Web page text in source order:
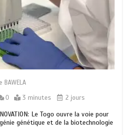
BAWELA
0 3 minutes 2 jours
Le Togo ouvre la voie pour
génétique et de la biotechnologie